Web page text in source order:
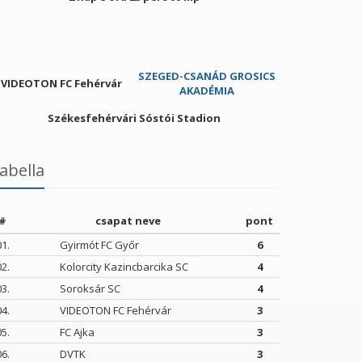
VIDEOTON FC Fehérvár
SZEGED-CSANÁD GROSICS
AKADÉMIA
Székesfehérvári Sóstói Stadion
csapat neve
pont
Gyirmót FC Győr
6
Kolorcity Kazincbarcika SC
4
Soroksár SC
4
VIDEOTON FC Fehérvár
3
FC Ajka
3
DVTK 3